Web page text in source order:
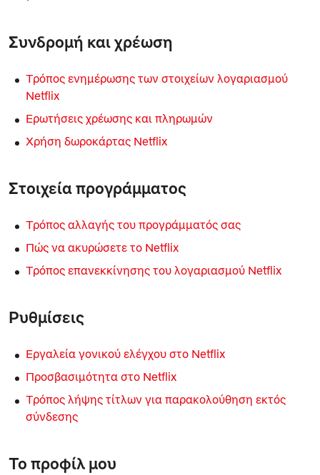
Συνδρομή και χρέωση
Τρόπος ενημέρωσης των στοιχείων λογαριασμού
Netflix
Ερωτήσεις χρέωσης και πληρωμών
Χρήση δωροκάρτας Netflix
Στοιχεία προγράμματος
Τρόπος αλλαγής του προγράμματός σας
Πώς να ακυρώσετε το Netflix
Τρόπος επανεκκίνησης του λογαριασμού Netflix
Ρυθμίσεις
Εργαλεία γονικού ελέγχου στο Netflix
Προσβασιμότητα στο Netflix
Τρόπος λήψης τίτλων για παρακολούθηση εκτός
σύνδεσης
Το προφίλ μου